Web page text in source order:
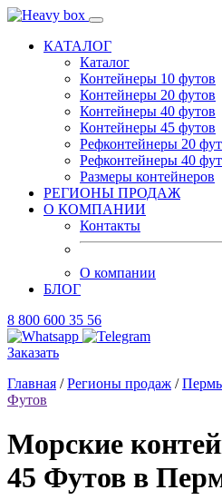
КАТАЛОГ
Каталог
Контейнеры 10 футов
Контейнеры 20 футов
Контейнеры 40 футов
Контейнеры 45 футов
Рефконтейнеры 20
Рефконтейнеры 40
Размеры контейнеров
РЕГИОНЫ ПРОДАЖ
О КОМПАНИИ
Контакты
О компании
БЛОГ
8 800 600 35 56
Заказать
Главная /Регионы продаж /Пермь
Футов
Морские
45 Футов в